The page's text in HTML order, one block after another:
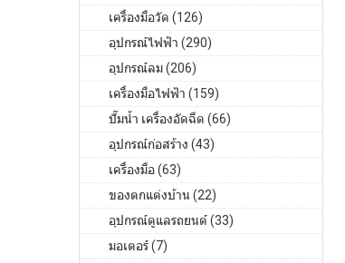
เครื่องมือวัด (126)
อุปกรณ์ไฟฟ้า (290)
อุปกรณ์ลม (206)
เครื่องมือไฟฟ้า (159)
ปั๊มน้ำ เครื่องอัดฉีด (66)
อุปกรณ์ก่อสร้าง (43)
เครื่องมือ (63)
ของตกแต่งบ้าน (22)
อุปกรณ์ดูแลรถยนต์ (33)
มอเตอร์ (7)